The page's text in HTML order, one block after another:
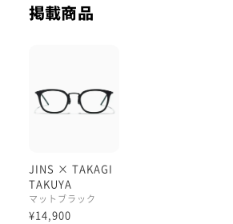
いが素敵ですね◎
落ち着いたカラーのスウェット＋ジ
フィスコアに合わせてあげると 張り
#PD58 #丸顔 #PCウィンター
掲載商品
JINS × TAKAGI
TAKUYA
マットブラック
¥14,900